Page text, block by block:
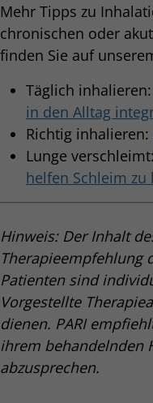
Mehr Tipps zu
chronischen oder
finden Sie auf
Täglich inhalieren:
in den Alltag
Richtig inhalieren:
Lunge verschleimt:
helfen Schleim zu
Hinweis: Der Inhalt
Therapieempfehlung
Patienten sind
Vorgestellte
dienen. PARI
ihrem behandelnden
abzusprechen.